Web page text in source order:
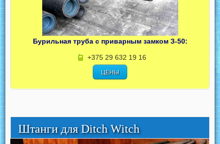
Бурильная труба с приварным замком З-50:
+375 29 632 19 16
ЦЕНЫ
Штанги для Ditch Witch